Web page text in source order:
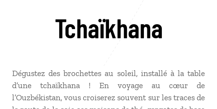
Tchaïkhana
Dégustez des brochettes au soleil, installé à la table
d’une tchaïkhana ! En voyage au cœur de
l’Ouzbékistan, vous croiserez souvent sur les traces de